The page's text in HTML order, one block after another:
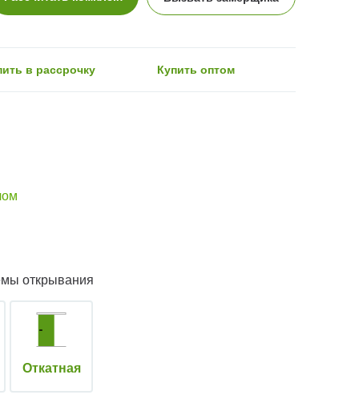
в рассрочку Купить оптом
открывания
Откатная